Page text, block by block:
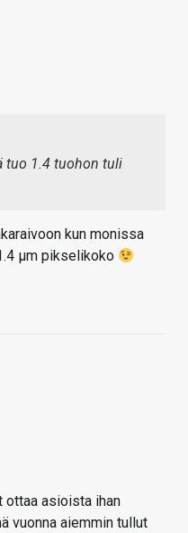
tuo 1.4 tuohon tuli
kun monissa
µm pikselikoko
ottaa asioista ihan
vuonna aiemmin tullut